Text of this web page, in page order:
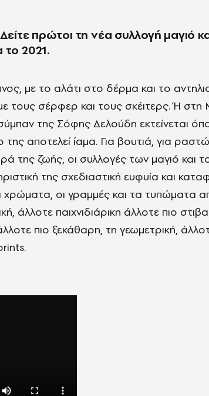
πρώτοι τη νέα συλλογή μαγιό
2021.
με το αλάτι στο δέρμα και το
τους σέρφερ και τους σκέιτερς. Ή στη
της Σόφης Δελούδη εκτείνεται
της αποτελεί ίαμα. Για βουτιά, για
της ζωής, οι συλλογές των μαγιό και
της σχεδιαστική ευφυία και
οι γραμμές και τα τυπώματα
άλλοτε παιχνιδιάρικη άλλοτε πιο
πιο ξεκάθαρη, τη γεωμετρική,